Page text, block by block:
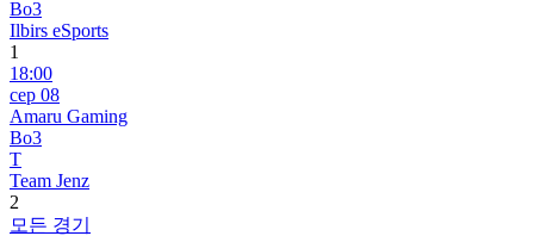
Bo3
Ilbirs eSports
1
18:00
сер 08
Amaru Gaming
Bo3
T
Team Jenz
2
모든 경기